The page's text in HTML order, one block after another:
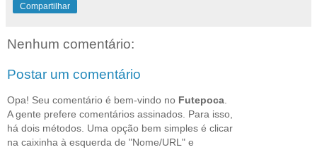
Compartilhar
Nenhum comentário:
Postar um comentário
Opa! Seu comentário é bem-vindo no Futepoca
A gente prefere comentários assinados. Para isso,
há dois métodos. Uma opção bem simples é clicar
na caixinha à esquerda de "Nome/URL" e